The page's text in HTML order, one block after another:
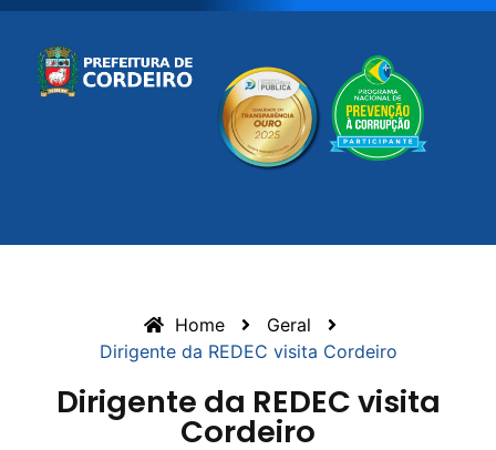
Home
Geral
Dirigente da REDEC visita Cordeiro
Dirigente da REDEC visita
Cordeiro